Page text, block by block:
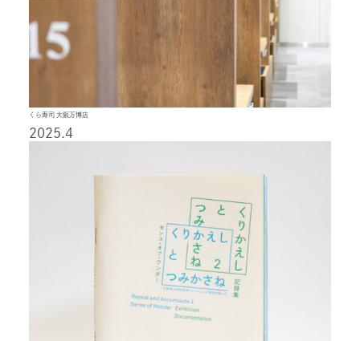
くら寿司 大阪万博店
2025.4